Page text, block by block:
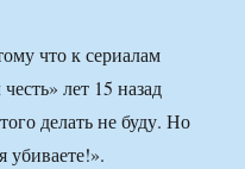
что к сериалам
лет 15 назад
делать не буду. Но
убиваете!».